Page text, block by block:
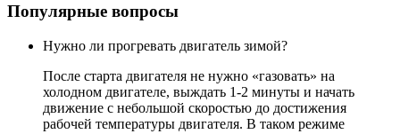
Популярные вопросы
Нужно ли прогревать двигатель зимой?
После старта двигателя не нужно «газовать» на
холодном двигателе, выждать 1-2 минуты и начать
движение с небольшой скоростью до достижения
рабочей температуры двигателя. В таком режиме